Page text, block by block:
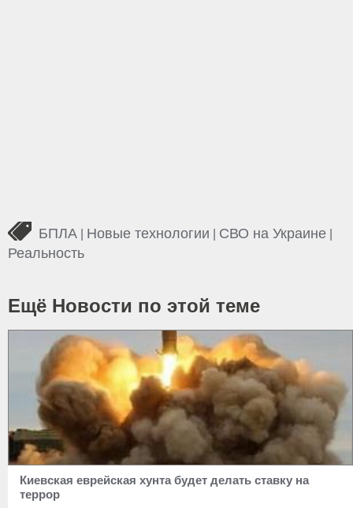
БПЛА Новые технологии СВО на Украине
Реальность
Ещё Новости по этой теме
Киевская еврейская хунта будет делать ставку на
террор